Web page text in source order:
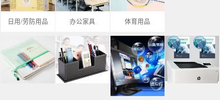
日用/劳防用品 办公家具 体育用品